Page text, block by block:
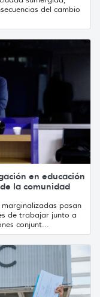
del cambio
en educación
la comunidad
pasan
de trabajar junto a
conjunt...